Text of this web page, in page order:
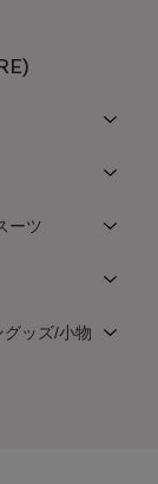
ーツ
ッズ/小物